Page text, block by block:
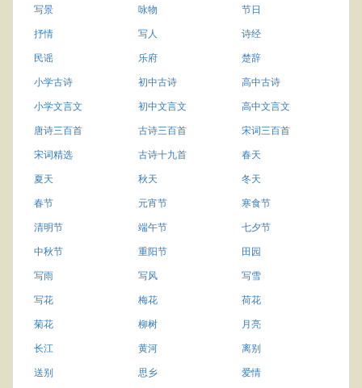
写景 咏物
节日
抒情
写人
诗经
民谣
乐府
楚辞
小学古诗
初中古诗
高中古诗
小学文言文
初中文言文
高中文言文
唐诗三百首
古诗三百首
宋词三百首
宋词精选
古诗十九首
春天
夏天
秋天
冬天
春节
元宵节
寒食节
清明节
端午节
七夕节
中秋节
重阳节
田园
写雨
写风
写雪
写花
梅花
荷花
菊花
柳树
月亮
长江
黄河
离别
送别
思乡
爱情